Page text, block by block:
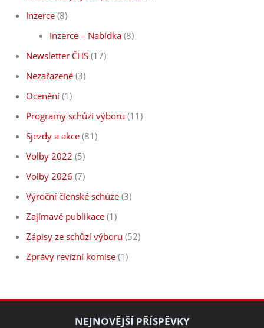
Inzerce (8)
Inzerce – Nabídka(8)
Newsletter ČHS (17)
Nezařazené (3)
Ocenění (1)
Programy schůzí výboru (11)
Sjezdy a akce (81)
Volby 2022 (5)
Volby 2026 (7)
Výroční členské schůze (3)
Zajímavé publikace (1)
Zápisy ze schůzí výboru (52)
Zprávy revizní komise (1)
NEJNOVĚJŠÍ PŘÍSPĚVKY